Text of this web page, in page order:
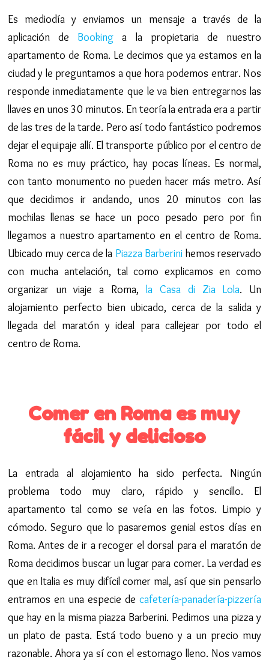
Es mediodía y enviamos un mensaje a través de la
aplicación de Booking a la propietaria de nuestro
apartamento de Roma. Le decimos que ya estamos en la
ciudad y le preguntamos a que hora podemos entrar. Nos
responde inmediatamente que le va bien entregarnos las
llaves en unos 30 minutos. En teoría la entrada era a partir
de las tres de la tarde. Pero así todo fantástico podremos
dejar el equipaje allí. El transporte público por el centro de
Roma no es muy práctico, hay pocas líneas. Es normal,
con tanto monumento no pueden hacer más metro. Así
que decidimos ir andando, unos 20 minutos con las
mochilas llenas se hace un poco pesado pero por fin
llegamos a nuestro apartamento en el centro de Roma.
Ubicado muy cerca de la Piazza Barberini hemos reservado
con mucha antelación, tal como explicamos en como
organizar un viaje a Roma, la Casa di Zia Lola. Un
alojamiento perfecto bien ubicado, cerca de la salida y
llegada del maratón y ideal para callejear por todo el
centro de Roma.
Comer en Roma es muy
fácil y delicioso
La entrada al alojamiento ha sido perfecta. Ningún
problema todo muy claro, rápido y sencillo. El
apartamento tal como se veía en las fotos. Limpio y
cómodo. Seguro que lo pasaremos genial estos días en
Roma. Antes de ir a recoger el dorsal para el maratón de
Roma decidimos buscar un lugar para comer. La verdad es
que en Italia es muy difícil comer mal, así que sin pensarlo
entramos en una especie decafetería-panadería-pizzería
que hay en la misma piazza Barberini. Pedimos una pizza y
un plato de pasta. Está todo bueno y a un precio muy
razonable. Ahora ya sí con el estomago lleno. Nos vamos